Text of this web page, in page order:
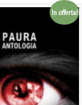
In offerta!